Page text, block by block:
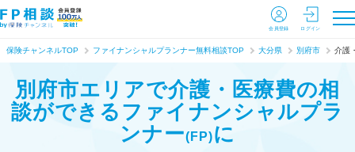
会員登録 ログイン
保険チャンネルTOP ファイナンシャルプランナー無料相談TOP 大分県 別府市 介護
別府市エリアで介護・医療費の相
談ができる ファイナンシャルプラ
ンナー(FP)に